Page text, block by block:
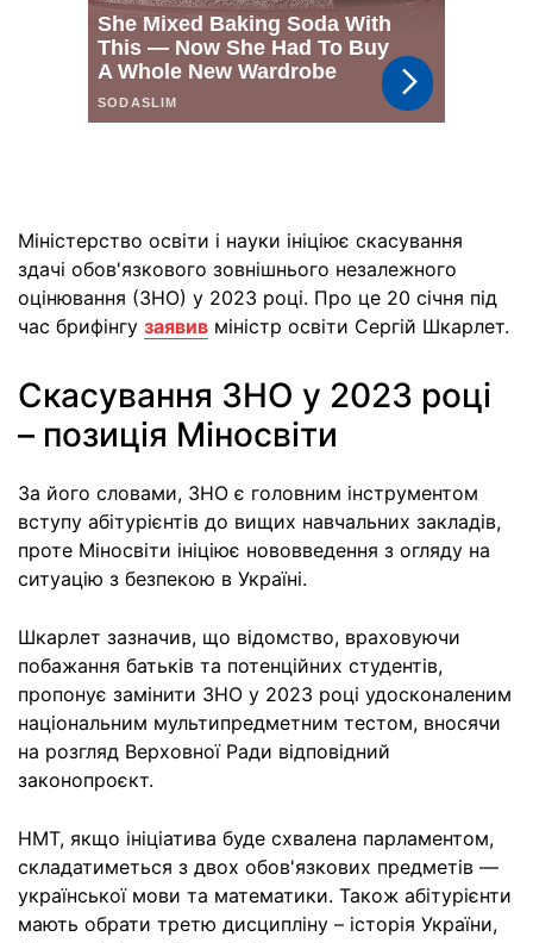
Міністерство освіти і науки ініціює скасування
здачі обов'язкового зовнішнього незалежного
оцінювання (ЗНО) у 2023 році. Про це 20 січня під
час брифінгу заявив міністр освіти Сергій Шкарлет.
Скасування ЗНО у 2023 році
– позиція Міносвіти
За його словами, ЗНО є головним інструментом
вступу абітурієнтів до вищих навчальних закладів,
проте Міносвіти ініціює нововведення з огляду на
ситуацію з безпекою в Україні.
Шкарлет зазначив, що відомство, враховуючи
побажання батьків та потенційних студентів,
пропонує замінити ЗНО у 2023 році удосконаленим
національним мультипредметним тестом, вносячи
на розгляд Верховної Ради відповідний
законопроєкт.
НМТ, якщо ініціатива буде схвалена парламентом,
складатиметься з двох обов'язкових предметів —
української мови та математики. Також абітурієнти
мають обрати третю дисципліну – історія України,